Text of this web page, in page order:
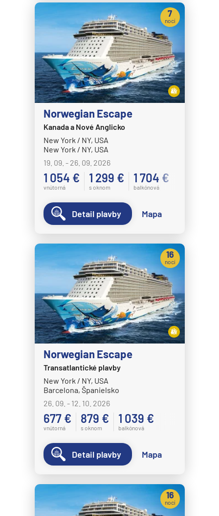
Norwegian Escape
Kanada a Nové Anglicko
New York / NY, USA
New York / NY, USA
19. 09. - 26. 09. 2026
1 054 €
vnútorná
1 299 €
s oknom
1 704 €
balkónová
7
nocí
Detail plavby Mapa
Norwegian Escape
Transatlantické plavby
New York / NY, USA
Barcelona, Španielsko
26. 09. - 12. 10. 2026
677 €
vnútorná
879 €
s oknom
1 039 €
balkónová
16
nocí
Detail plavby Mapa
16
nocí